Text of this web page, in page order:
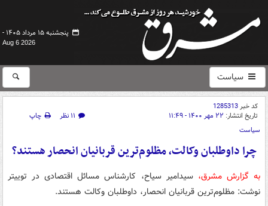
پنجشنبه ۱۵ مرداد ۱۴۰۵ -
Aug 6 2026
سیاست
کد خبر1285313
تاریخ انتشار: ۲۲ مهر ۱۴۰۰ - ۱۱:۴۹ ۱۱ نظر
چاپ
سیاست
چرا داوطلبان وکالت، مظلوم‌ترین قربانیان انحصار هستند؟
به گزارش مشرق، سیدامیر سیاح، کارشناس مسائل اقتصادی در توییتر
نوشت: ‏مظلوم‌ترین قربانیان انحصار، داوطلبان ‎وکالت هستند.